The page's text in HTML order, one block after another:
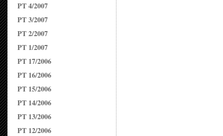
PT 4/2007
PT 3/2007
PT 2/2007
PT 1/2007
PT 17/2006
PT 16/2006
PT 15/2006
PT 14/2006
PT 13/2006
PT 12/2006